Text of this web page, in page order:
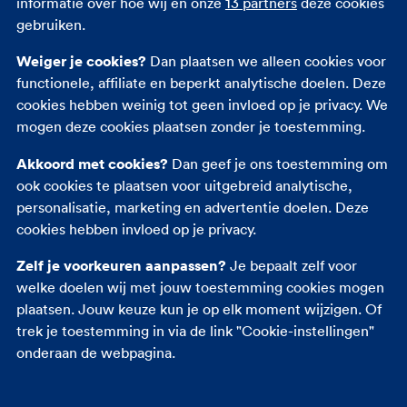
Autoverzekering
Opstalverzekering
Inboedelverzekering
Reisverzekering
Rechtsbijstandverzekering
Ongevallenverzekering
gebruiken.
Weiger je cookies? Dan plaatsen we alleen cookies voor
functionele, affiliate en beperkt analytische doelen. Deze
cookies hebben weinig tot geen invloed op je privacy. We
mogen deze cookies plaatsen zonder je toestemming.
Akkoord met cookies? Dan geef je ons toestemming om
ook cookies te plaatsen voor uitgebreid analytische,
personalisatie, marketing en advertentie doelen. Deze
cookies hebben invloed op je privacy.
Zelf je voorkeuren aanpassen? Je bepaalt zelf voor
welke doelen wij met jouw toestemming cookies mogen
plaatsen. Jouw keuze kun je op elk moment wijzigen. Of
trek je toestemming in via de link "Cookie-instellingen"
onderaan de webpagina.